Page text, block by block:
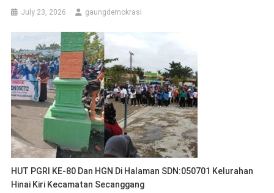
July 23, 2026 gaungdemokrasi
HUT PGRI KE-80 Dan HGN Di Halaman SDN:050701 Kelurahan
Hinai Kiri Kecamatan Secanggang